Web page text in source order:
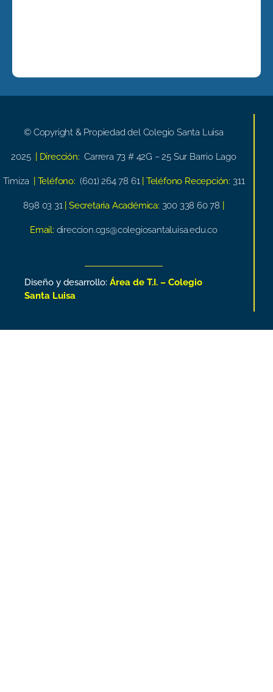
© Copyright & Propiedad del Colegio Santa Luisa
2025 | Dirección: Carrera 73 # 42G – 25 Sur Barrio Lago
Timiza | Teléfono: (601) 264 78 61 | Teléfono Recepción: 311
898 03 31 | Secretaria Académica: 300 338 60 78
Email: direccion.cgs@colegiosantaluisa.edu.co
Diseño y desarrollo: Área de T.I. – Colegio
Santa Luisa